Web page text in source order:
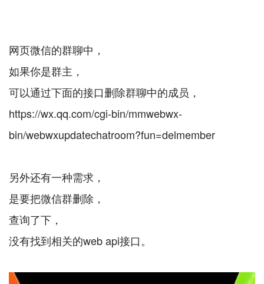
网页微信的群聊中，
如果你是群主，
可以通过下面的接口删除群聊中的成员，
https://wx.qq.com/cgi-bin/mmwebwx-
bin/webwxupdatechatroom?fun=delmember
另外还有一种需求，
是要把微信群删除，
查询了下，
没有找到相关的web api接口。